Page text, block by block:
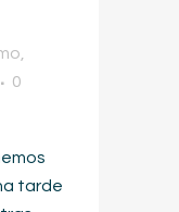
0
tarde